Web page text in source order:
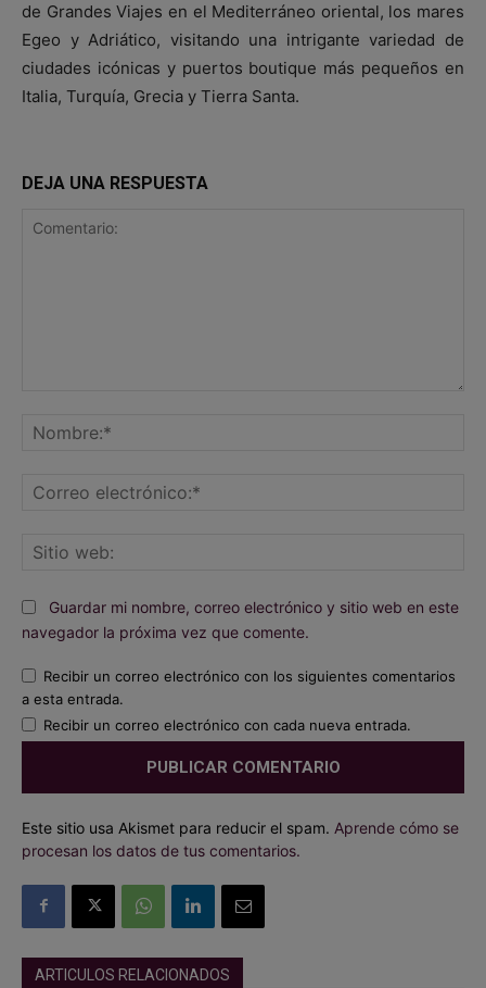
de Grandes Viajes en el Mediterráneo oriental, los mares
Egeo y Adriático, visitando una intrigante variedad de
ciudades icónicas y puertos boutique más pequeños en
Italia, Turquía, Grecia y Tierra Santa.
DEJA UNA RESPUESTA
Guardar mi nombre, correo electrónico y sitio web en este
navegador la próxima vez que comente.
Recibir un correo electrónico con los siguientes comentarios
a esta entrada.
Recibir un correo electrónico con cada nueva entrada.
Este sitio usa Akismet para reducir el spam. Aprende cómo se
procesan los datos de tus comentarios.
ARTICULOS RELACIONADOS